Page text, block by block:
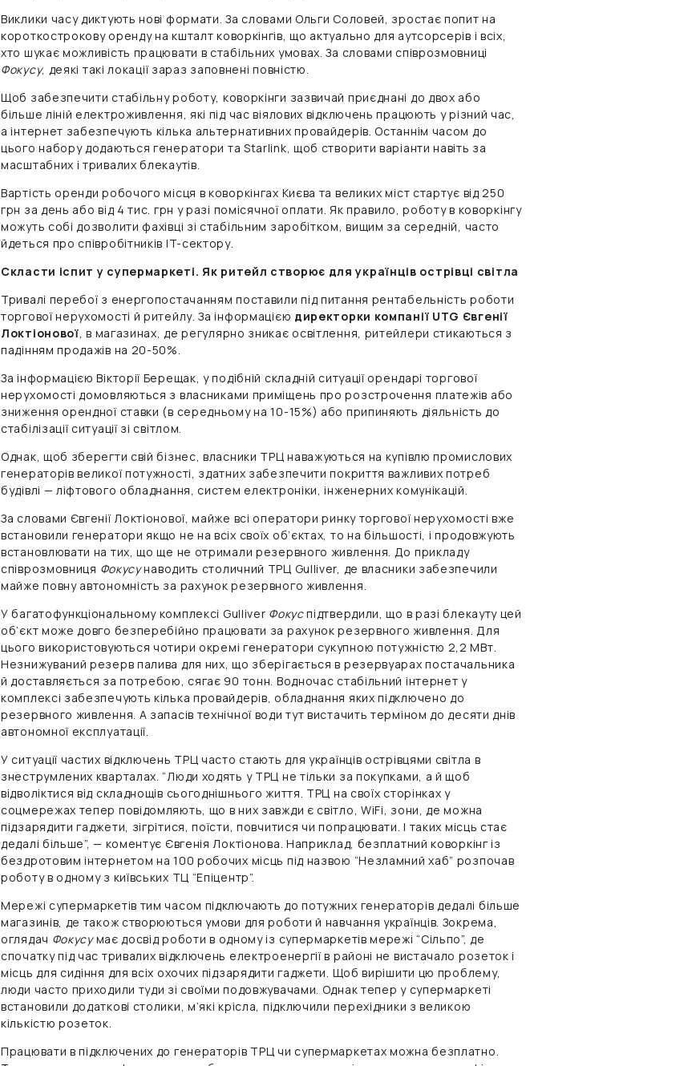
Виклики часу диктують нові формати. За словами Ольги Соловей, зростає попит на
короткострокову оренду на кшталт коворкінгів, що актуально для аутсорсерів і всіх,
хто шукає можливість працювати в стабільних умовах. За словами співрозмовниці
Фокусу, деякі такі локації зараз заповнені повністю.
Щоб забезпечити стабільну роботу, коворкінги зазвичай приєднані до двох або
більше ліній електроживлення, які під час віялових відключень працюють у різний час,
а інтернет забезпечують кілька альтернативних провайдерів. Останнім часом до
цього набору додаються генератори та Starlink, щоб створити варіанти навіть за
масштабних і тривалих блекаутів.
Вартість оренди робочого місця в коворкінгах Києва та великих міст стартує від 250
грн за день або від 4 тис. грн у разі помісячної оплати. Як правило, роботу в коворкінгу
можуть собі дозволити фахівці зі стабільним заробітком, вищим за середній, часто
йдеться про співробітників IT-сектору.
Скласти іспит у супермаркеті. Як ритейл створює для українців острівці світла
Тривалі перебої з енергопостачанням поставили під питання рентабельність роботи
торгової нерухомості й ритейлу. За інформацією директорки компанії UTG Євгенії
Локтіонової, в магазинах, де регулярно зникає освітлення, ритейлери стикаються з
падінням продажів на 20-50%.
За інформацією Вікторії Берещак, у подібній складній ситуації орендарі торгової
нерухомості домовляються з власниками приміщень про розстрочення платежів або
зниження орендної ставки (в середньому на 10-15%) або припиняють діяльність до
стабілізації ситуації зі світлом.
Однак, щоб зберегти свій бізнес, власники ТРЦ наважуються на купівлю промислових
генераторів великої потужності, здатних забезпечити покриття важливих потреб
будівлі — ліфтового обладнання, систем електроніки, інженерних комунікацій.
За словами Євгенії Локтіонової, майже всі оператори ринку торгової нерухомості вже
встановили генератори якщо не на всіх своїх об’єктах, то на більшості, і продовжують
встановлювати на тих, що ще не отримали резервного живлення. До прикладу
співрозмовниця Фокусунаводить столичний ТРЦ Gulliver, де власники забезпечили
майже повну автономність за рахунок резервного живлення.
У багатофункціональному комплексі Gulliver Фокуспідтвердили, що в разі блекауту цей
об’єкт може довго безперебійно працювати за рахунок резервного живлення. Для
цього використовуються чотири окремі генератори сукупною потужністю 2,2 МВт.
Незнижуваний резерв палива для них, що зберігається в резервуарах постачальника
й доставляється за потребою, сягає 90 тонн. Водночас стабільний інтернет у
комплексі забезпечують кілька провайдерів, обладнання яких підключено до
резервного живлення. А запасів технічної води тут вистачить терміном до десяти днів
автономної експлуатації.
У ситуації частих відключень ТРЦ часто стають для українців острівцями світла в
знеструмлених кварталах. “Люди ходять у ТРЦ не тільки за покупками, а й щоб
відволіктися від складнощів сьогоднішнього життя. ТРЦ на своїх сторінках у
соцмережах тепер повідомляють, що в них завжди є світло, WiFi, зони, де можна
підзарядити гаджети, зігрітися, поїсти, повчитися чи попрацювати. І таких місць стає
дедалі більше”, — коментує Євгенія Локтіонова. Наприклад, безплатний коворкінг із
бездротовим інтернетом на 100 робочих місць під назвою “Незламний хаб” розпочав
роботу в одному з київських ТЦ “Епіцентр”.
Мережі супермаркетів тим часом підключають до потужних генераторів дедалі більше
магазинів, де також створюються умови для роботи й навчання українців. Зокрема,
оглядач Фокусумає досвід роботи в одному із супермаркетів мережі “Сільпо”, де
спочатку під час тривалих відключень електроенергії в районі не вистачало розеток і
місць для сидіння для всіх охочих підзарядити гаджети. Щоб вирішити цю проблему,
люди часто приходили туди зі своїми подовжувачами. Однак тепер у супермаркеті
встановили додаткові столики, м’які крісла, підключили перехідники з великою
кількістю розеток.
Працювати в підключених до генераторів ТРЦ чи супермаркетах можна безплатно.